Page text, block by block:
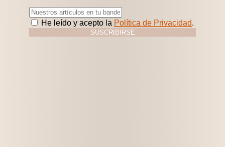
He leído y acepto la Política de Privacidad.